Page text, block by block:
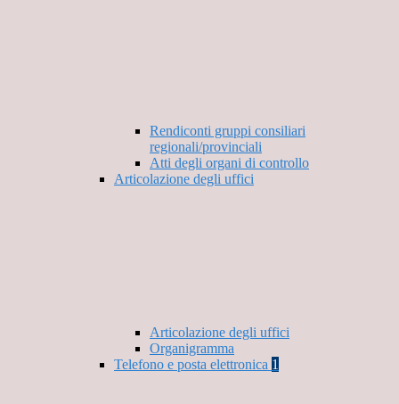
Rendiconti gruppi consiliari
regionali/provinciali
Atti degli organi di controllo
Articolazione degli uffici
Articolazione degli uffici
Organigramma
Telefono e posta elettronica 1